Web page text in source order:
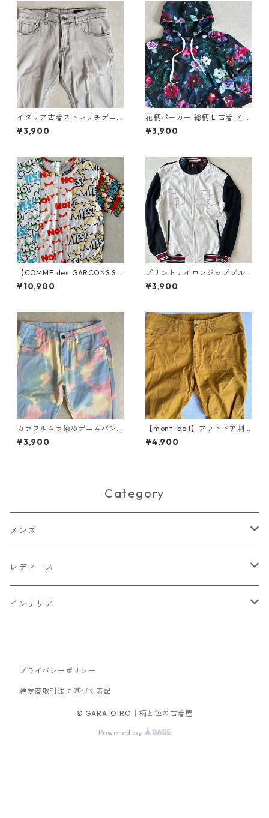
イタリア古着ストレッチデニ
ムパンツ グレー 32 古着 メン
ズ
¥3,900
花柄パーカー 総柄 L 古着 メン
ズ
¥3,900
【COMME des GARCONS SHI
RT】YES！NO！柄ポッププリ
ント半袖Tシャツ 総柄 L 古着
¥10,900
プリントナイロンジップブル
ゾン ホワイト 4 古着 メンズ
¥3,900
カラフルムラ染めデニムパン
ツ 総柄 34 古着 メンズ
¥3,900
【mont-bell】アウトドア刺
繍ストレートストレッチパン
ツ イエロー XL 古着 メンズ
¥4,900
Category
メンズ
トップス
Tシャツ・カットソー
スウェット
ボトムス
ジャケット
バッグ
レディース
トップス
シャツ
スカート
アウター
インテリア
テレビ台
プライバシーポリシー
特定商取引法に基づく表記
© GARATOIRO｜柄と色の古着屋
Powered by